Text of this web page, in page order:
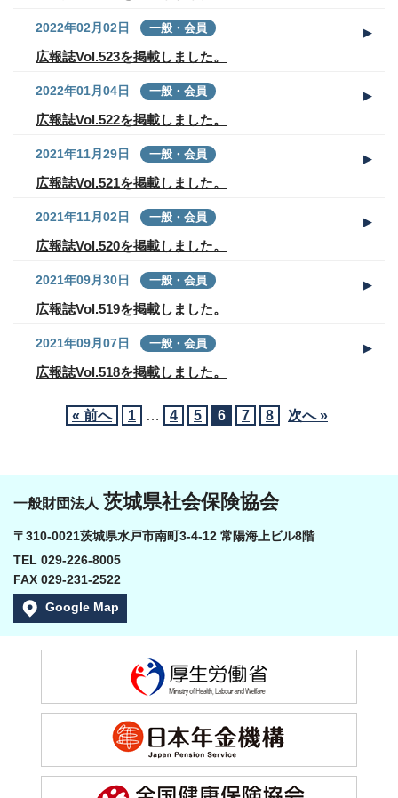
2022年02月02日 一般・会員
広報誌Vol.523を掲載しました。
2022年01月04日 一般・会員
広報誌Vol.522を掲載しました。
2021年11月29日 一般・会員
広報誌Vol.521を掲載しました。
2021年11月02日 一般・会員
広報誌Vol.520を掲載しました。
2021年09月30日 一般・会員
広報誌Vol.519を掲載しました。
2021年09月07日 一般・会員
広報誌Vol.518を掲載しました。
« 前へ 1 … 4 5 6 7 8 次へ »
一般財団法人 茨城県社会保険協会
〒310-0021茨城県水戸市南町3-4-12 常陽海上ビル8階
TEL 029-226-8005
FAX 029-231-2522
Google Map